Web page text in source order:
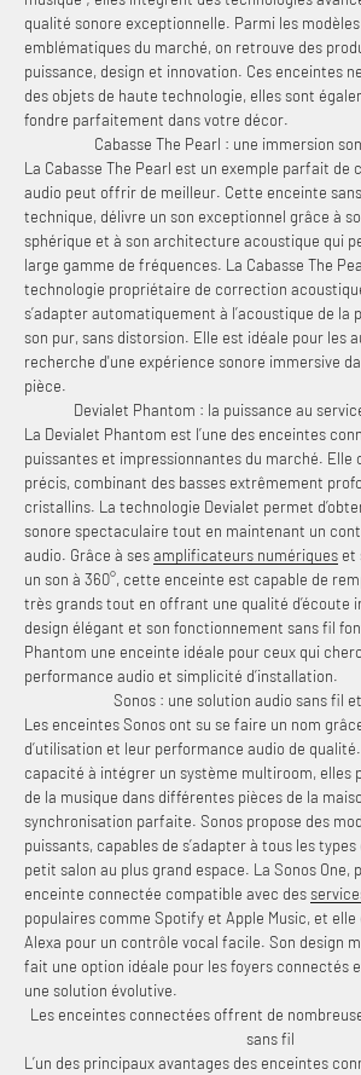
qualité sonore exceptionnelle. Parmi les
emblématiques du marché, on retrouve des
puissance, design et innovation. Ces enceintes
des objets de haute technologie, elles sont
fondre parfaitement dans votre décor.
Cabasse The Pearl : une immersion
La Cabasse The Pearl est un exemple parfait de
audio peut offrir de meilleur. Cette enceinte
technique, délivre un son exceptionnel grâce à
sphérique et à son architecture acoustique qui
large gamme de fréquences. La Cabasse The
technologie propriétaire de correction
s’adapter automatiquement à l’acoustique de la
son pur, sans distorsion. Elle est idéale pour les
recherche d'une expérience sonore immersive
pièce.
Devialet Phantom : la puissance au
La Devialet Phantom est l’une des enceintes
puissantes et impressionnantes du marché.
précis, combinant des basses extrêmement
cristallins. La technologie Devialet permet
sonore spectaculaire tout en maintenant un
audio. Grâce à sesamplificateurs numériques et
un son à 360°, cette enceinte est capable de
très grands tout en offrant une qualité d’écoute
design élégant et son fonctionnement sans fil
Phantom une enceinte idéale pour ceux qui
performance audio et simplicité d’installation.
Sonos : une solution audio sans fil
Les enceintes Sonos ont su se faire un nom
d’utilisation et leur performance audio de
capacité à intégrer un système multiroom,
de la musique dans différentes pièces de la
synchronisation parfaite. Sonos propose des
puissants, capables de s’adapter à tous les types
petit salon au plus grand espace. La Sonos One,
enceinte connectée compatible avec des
populaires comme Spotify et Apple Music, et elle
Alexa pour un contrôle vocal facile. Son design
fait une option idéale pour les foyers connectés
une solution évolutive.
Les enceintes connectées offrent de
sans fil
L’un des principaux avantages des enceintes